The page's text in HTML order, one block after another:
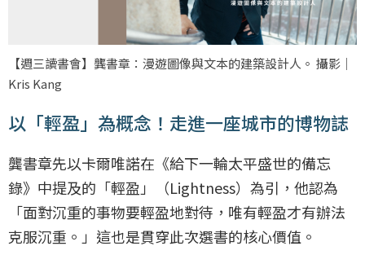
【週三讀書會】龔書章：漫遊圖像與文本的建築設計人。 攝影｜
Kris Kang
以「輕盈」為概念！走進一座城市的博物誌
龔書章先以卡爾唯諾在《給下一輪太平盛世的備忘
錄》中提及的「輕盈」（Lightness）為引，他認為
「面對沉重的事物要輕盈地對待，唯有輕盈才有辦法
克服沉重。」這也是貫穿此次選書的核心價值。